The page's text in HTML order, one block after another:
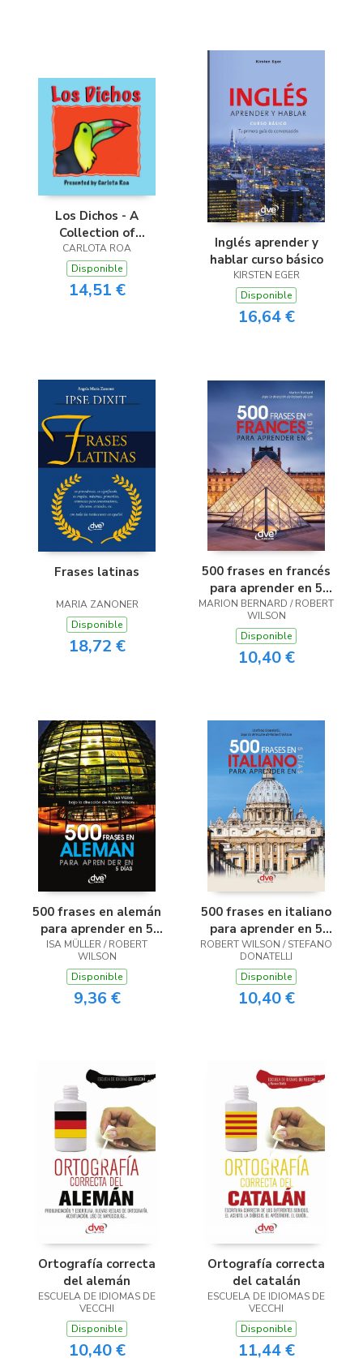
Los Dichos - A
Collection of
Traditional Mexican
Sayings
CARLOTA ROA
Disponible
14,51 €
Inglés aprender y
hablar curso básico
KIRSTEN EGER
Disponible
16,64 €
Frases latinas
MARIA ZANONER
Disponible
18,72 €
500 frases en francés
para aprender en 5
días
MARION BERNARD / ROBERT
WILSON
Disponible
10,40 €
500 frases en alemán
para aprender en 5
días
ISA MÜLLER / ROBERT
WILSON
Disponible
9,36 €
500 frases en italiano
para aprender en 5
días
ROBERT WILSON / STEFANO
DONATELLI
Disponible
10,40 €
Ortografía correcta
del alemán
ESCUELA DE IDIOMAS DE
VECCHI
Disponible
10,40 €
Ortografía correcta
del catalán
ESCUELA DE IDIOMAS DE
VECCHI
Disponible
11,44 €